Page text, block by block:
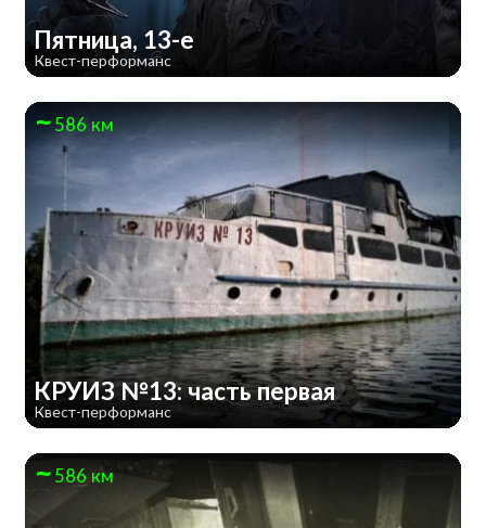
Пятница, 13-е
Квест-перформанс
586 км
КРУИЗ №13: часть первая
Квест-перформанс
586 км